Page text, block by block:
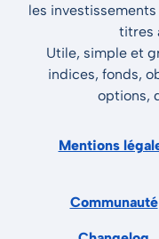
les
titres
Utile, simple et
indices, fonds,
options,
Mentions
Communauté